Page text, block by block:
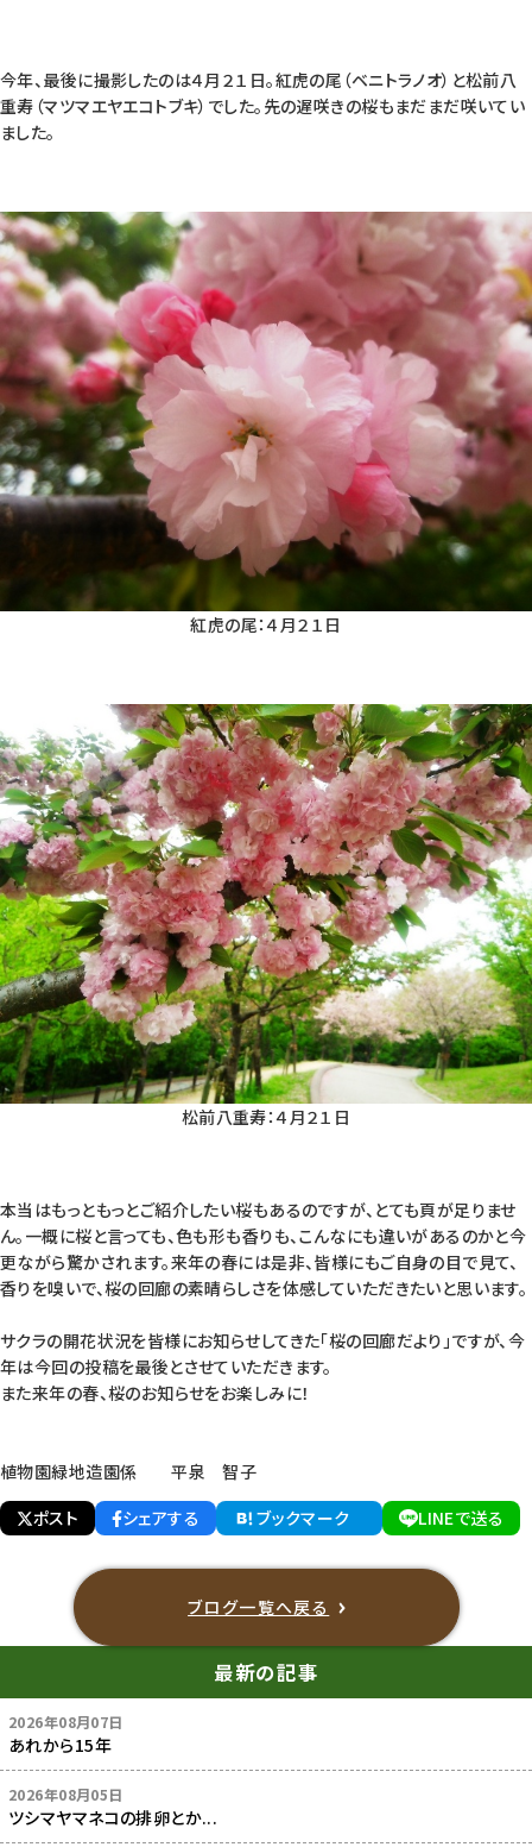
今年、最後に撮影したのは４月２１日。紅虎の尾（ベニトラノオ）と松前八
重寿（マツマエヤエコトブキ）でした。先の遅咲きの桜もまだまだ咲いてい
ました。
紅虎の尾：４月２１日
松前八重寿：４月２１日
本当はもっともっとご紹介したい桜もあるのですが、とても頁が足りませ
ん。一概に桜と言っても、色も形も香りも、こんなにも違いがあるのかと今
更ながら驚かされます。来年の春には是非、皆様にもご自身の目で見て、
香りを嗅いで、桜の回廊の素晴らしさを体感していただきたいと思います。
サクラの開花状況を皆様にお知らせしてきた「桜の回廊だより」ですが、今
年は今回の投稿を最後とさせていただきます。
また来年の春、桜のお知らせをお楽しみに！
植物園緑地造園係 平泉 智子
ポスト
シェアする ブックマーク LINEで送る
ブログ一覧へ戻る
最新の記事
2026年08月07日
あれから15年
2026年08月05日
ツシマヤマネコの排卵とか...